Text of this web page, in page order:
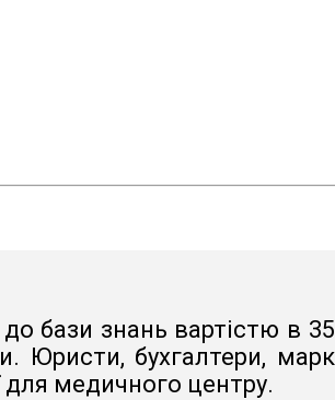
бази знань вартістю в
бухгалтери,
для медичного центру.